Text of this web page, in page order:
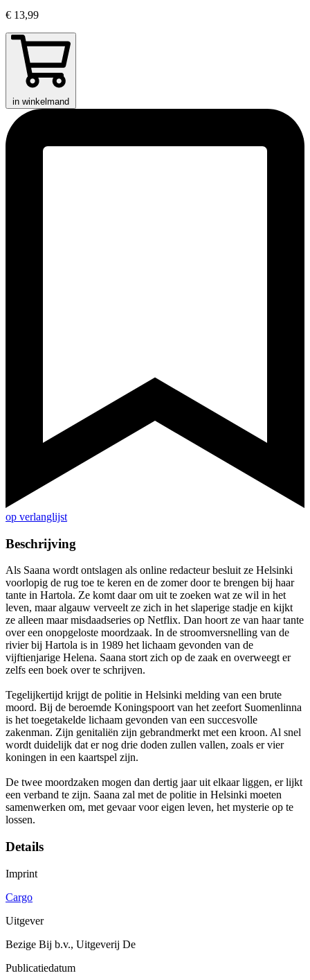
€ 13,99
in winkelmand
op verlanglijst
Beschrijving
Als Saana wordt ontslagen als online redacteur besluit ze Helsinki
voorlopig de rug toe te keren en de zomer door te brengen bij haar
tante in Hartola. Ze komt daar om uit te zoeken wat ze wil in het
leven, maar algauw verveelt ze zich in het slaperige stadje en kijkt
ze alleen maar misdaadseries op Netflix. Dan hoort ze van haar tante
over een onopgeloste moordzaak. In de stroomversnelling van de
rivier bij Hartola is in 1989 het lichaam gevonden van de
vijftienjarige Helena. Saana stort zich op de zaak en overweegt er
zelfs een boek over te schrijven.
Tegelijkertijd krijgt de politie in Helsinki melding van een brute
moord. Bij de beroemde Koningspoort van het zeefort Suomenlinna
is het toegetakelde lichaam gevonden van een succesvolle
zakenman. Zijn genitaliën zijn gebrandmerkt met een kroon. Al snel
wordt duidelijk dat er nog drie doden zullen vallen, zoals er vier
koningen in een kaartspel zijn.
De twee moordzaken mogen dan dertig jaar uit elkaar liggen, er lijkt
een verband te zijn. Saana zal met de politie in Helsinki moeten
samenwerken om, met gevaar voor eigen leven, het mysterie op te
lossen.
Details
Imprint
Cargo
Uitgever
Bezige Bij b.v., Uitgeverij De
Publicatiedatum